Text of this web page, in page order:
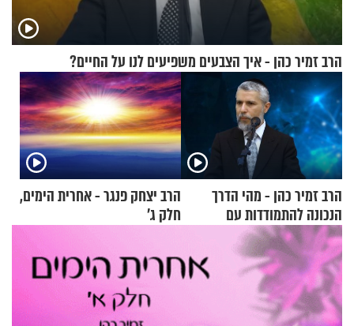
הרב זמיר כהן - איך הצבעים משפיעים לנו על החיים?
הרב זמיר כהן - מהי הדרך
הנכונה להתמודדות עם
אסונות?
הרב יצחק פנגר - אחרית הימים,
חלק ג’